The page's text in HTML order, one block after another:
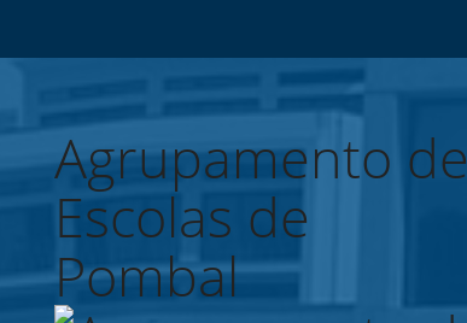
Agrupamento de
Escolas de
Pombal